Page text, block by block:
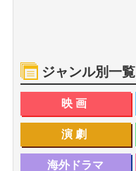
ジャンル別一覧
映画
演劇
海外ドラマ